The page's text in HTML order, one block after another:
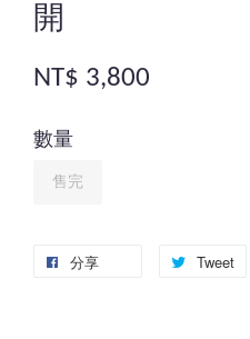
開
NT$ 3,800
數量
售完
分享 Tweet